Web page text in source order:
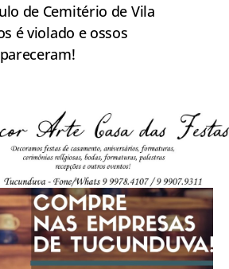
de Cemitério de Vila
é violado e ossos